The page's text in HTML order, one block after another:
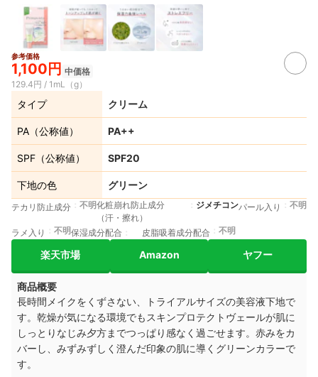
参考価格
1,100円 中価格
129.4円 / 1mL（g）
タイプ クリーム
PA（公称値） PA++
SPF（公称値） SPF20
下地の色 グリーン
テカリ防止成分 不明化粧崩れ防止成分
（汗・擦れ）
ジメチコンパール入り 不明
ラメ入り 不明保湿成分配合 皮脂吸着成分配合 不明
楽天市場 Amazon ヤフー
商品概要
長時間メイクをくずさない、トライアルサイズの美容液下地で
す。 乾燥が気になる環境でもスキンプロテクトヴェールが肌に
しっとりなじみ夕方までつっぱり感なく過ごせます。赤みをカ
バーし、みずみずしく澄んだ印象の肌に導くグリーンカラーで
す。